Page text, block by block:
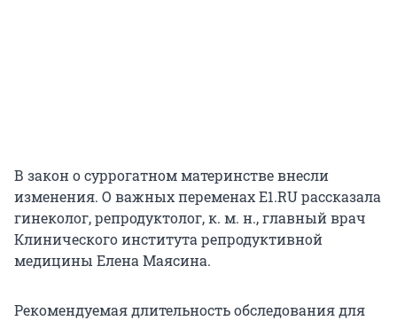
В закон о суррогатном материнстве внесли
изменения. О важных переменах E1.RU рассказала
гинеколог, репродуктолог, к. м. н., главный врач
Клинического института репродуктивной
медицины Елена Маясина.
Рекомендуемая длительность обследования для